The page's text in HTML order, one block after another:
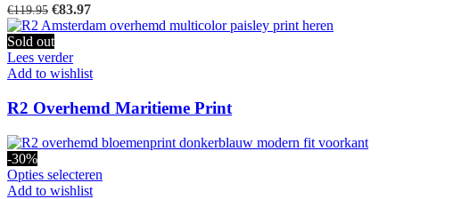
optie
kan
de
productpagina
€119.95 Oorspronkelijke
prijs
was:
€119.95.
€83.97Huidige
prijs
Sold out
Lees verder
Add to wishlist
R2 Overhemd Maritieme Print
-30%
Opties selecteren
Add to wishlist